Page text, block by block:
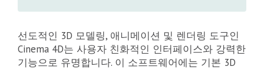
선도적인 3D 모델링, 애니메이션 및 렌더링 도구인
Cinema 4D는 사용자 친화적인 인터페이스와 강력한
기능으로 유명합니다. 이 소프트웨어에는 기본 3D